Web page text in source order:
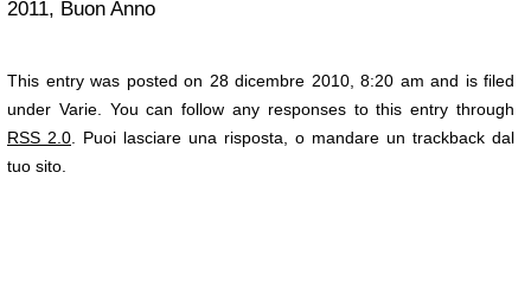
2011, Buon Anno
This entry was posted on 28 dicembre 2010, 8:20 am and is filed
under Varie. You can follow any responses to this entry through
RSS 2.0 . Puoi lasciare una risposta, o mandare un trackback dal
tuo sito.